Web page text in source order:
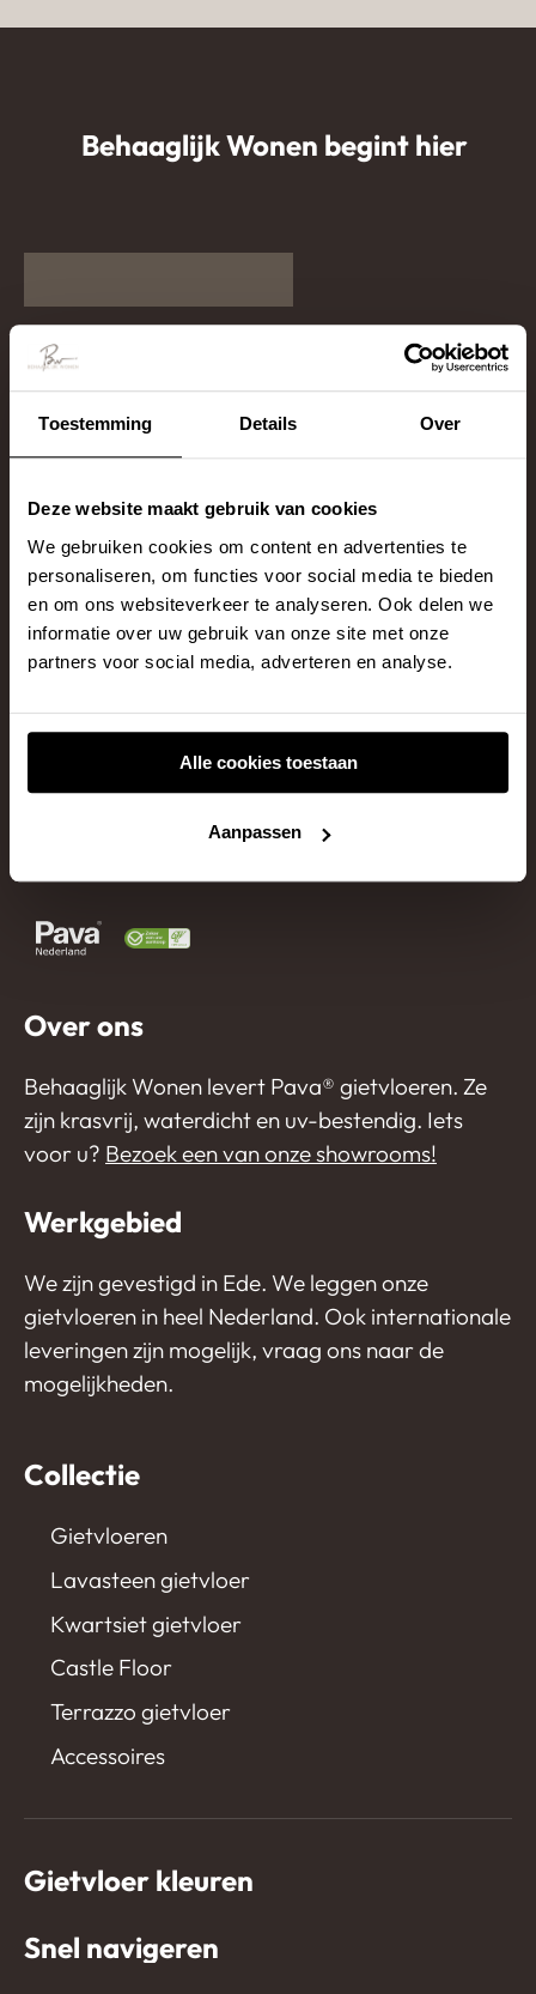
Toestemming Details Over
Deze website maakt gebruik van cookies
We gebruiken cookies om content en advertenties te
personaliseren, om functies voor social media te bieden
en om ons websiteverkeer te analyseren. Ook delen we
informatie over uw gebruik van onze site met onze
partners voor social media, adverteren en analyse.
Alle cookies toestaan
Aanpassen
Behaaglijk Wonen begint hier
Adres & contactgegevens
Venturistraat 2P
6718 XW Ede
KvK-nummer: 94857806
info@behaaglijkwonen.nl
0318-425010
Over ons
Behaaglijk Wonen levert Pava®️ gietvloeren. Ze
zijn krasvrij, waterdicht en uv-bestendig. Iets
voor u? Bezoek een van onze showrooms!
Werkgebied
We zijn gevestigd in Ede. We leggen onze
gietvloeren in heel Nederland. Ook internationale
leveringen zijn mogelijk, vraag ons naar de
mogelijkheden.
Collectie
Gietvloeren
Lavasteen gietvloer
Kwartsiet gietvloer
Castle Floor
Terrazzo gietvloer
Accessoires
Gietvloer kleuren
Snel navigeren